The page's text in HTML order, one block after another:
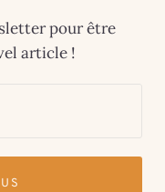
pour être
article !